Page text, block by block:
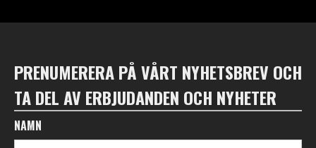
PRENUMERERA PÅ VÅRT NYHETSBREV OCH
TA DEL AV ERBJUDANDEN OCH NYHETER
NAMN